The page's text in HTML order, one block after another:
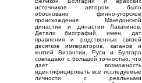
источников автором было
обосновано финно-угорское
происхождение Македонской
династии и династии Лакапинов.
Детали биографий, имен, дат
правления и родственных связей
десятков императоров, каганов и
князей Византии, Руси и Булгара
совпадают с большой точностью, что
дает возможность
идентифицировать все исследуемые
личности с реальными